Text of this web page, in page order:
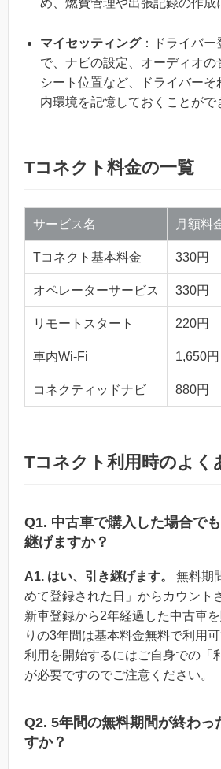
め、燃費管理や出張記録の作成
マイセッティング：ドライバー
で、ナビの設定、オーディオの
シート位置など、ドライバー
内環境を記憶しておくことがで
Tコネクト料金の一覧
サービス名 月額料
Tコネクト基本料金 330円
オペレーターサービス 330円
リモートスタート 220円
車内Wi-Fi 1,650円
コネクティッドナビ 880円
Tコネクト利用時のよく
Q1. 中古車で購入した場合で
継げますか？
A1. はい、引き継げます。
無料期
めて登録された日」からカウント
新車登録から2年経過した中古車
りの3年間は基本料金無料で利用可
利用を開始するにはご自身での「
が必要ですのでご注意ください。
Q2. 5年間の無料期間が終わっ
すか？